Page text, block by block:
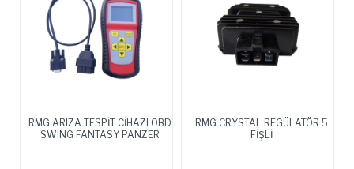
RMG ARIZA TESPİT CİHAZI OBD
SWING FANTASY PANZER
RMG CRYSTAL REGÜLATÖR 5
FİŞLİ